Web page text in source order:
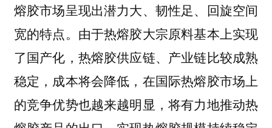
熔胶市场呈现出潜力大、韧性足、回旋空间
宽的特点。由于热熔胶大宗原料基本上实现
了国产化，热熔胶供应链、产业链比较成熟
稳定，成本将会降低，在国际热熔胶市场上
的竞争优势也越来越明显，将有力地推动热